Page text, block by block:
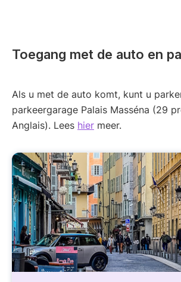
Toegang met de auto en
Als u met de auto komt, kunt u
parkeergarage Palais Masséna (29
Anglais). Lees hier meer.